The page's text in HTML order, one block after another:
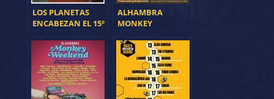
LOS PLANETAS
ENCABEZAN EL 15º
ALHAMBRA
MONKEY WEEK
ALHAMBRA
MONKEY
DE SEMANA
SOÑADO